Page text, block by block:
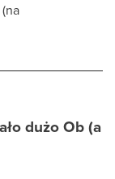
(na
dużo Ob (a